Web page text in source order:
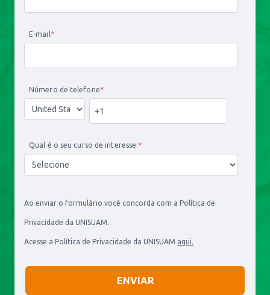
E-mail*
Número de telefone*
Qual é o seu curso de interesse:*
Ao enviar o formulário você concorda com a Política de
Privacidade da UNISUAM.
Acesse a Política de Privacidade da UNISUAM aqui.